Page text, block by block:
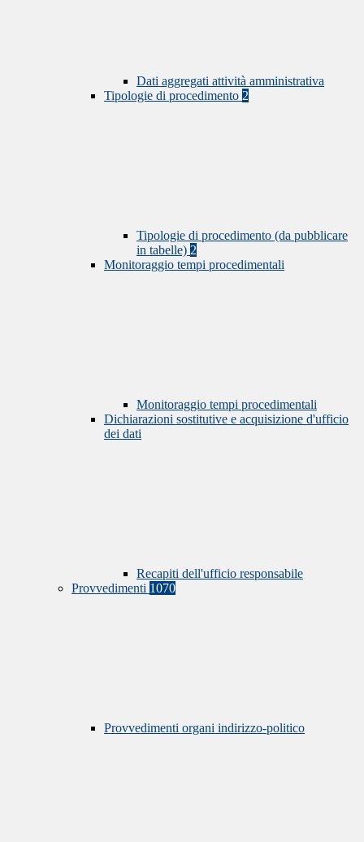
Dati aggregati attività amministrativa
Tipologie di procedimento 2
Tipologie di procedimento (da pubblicare
in tabelle) 2
Monitoraggio tempi procedimentali
Monitoraggio tempi procedimentali
Dichiarazioni sostitutive e acquisizione d'ufficio
dei dati
Recapiti dell'ufficio responsabile
Provvedimenti 1070
Provvedimenti organi indirizzo-politico